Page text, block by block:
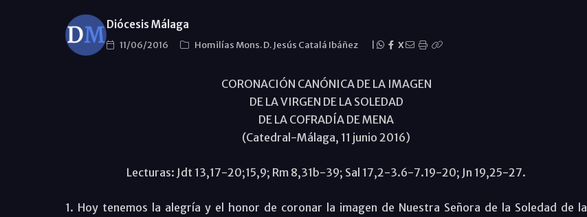
Diócesis Málaga
11/06/2016 Homilías Mons. D. Jesús Catalá Ibáñez X
CORONACIÓN CANÓNICA DE LA IMAGEN
DE LA VIRGEN DE LA SOLEDAD
DE LA COFRADÍA DE MENA
(Catedral-Málaga, 11 junio 2016)
Lecturas: Jdt 13,17-20;15,9; Rm 8,31b-39; Sal 17,2-3.6-7.19-20; Jn 19,25-27.
1. Hoy tenemos la alegría y el honor de coronar la imagen de Nuestra Señora de la Soledad de la